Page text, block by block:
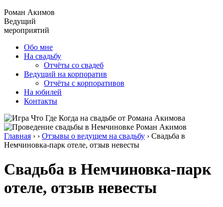
Роман Акимов
Ведущий
мероприятий
Обо мне
На свадьбу
Отчёты со свадеб
Ведущий на корпоратив
Отчёты с корпоративов
На юбилей
Контакты
Главная › › Отзывы о ведущем на свадьбу › Свадьба в
Немчиновка-парк отеле, отзыв невесты
Свадьба в Немчиновка-парк
отеле, отзыв невесты